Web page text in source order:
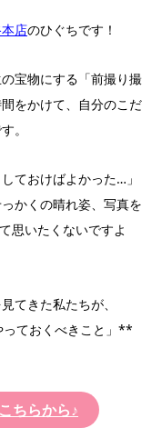
店のひぐちです！
宝物にする「前撮り撮
をかけて、自分のこだ
。
ておけばよかった…」
かくの晴れ姿、写真を
思いたくないですよ
てきた私たちが、
ておくべきこと」**
ちらから♪